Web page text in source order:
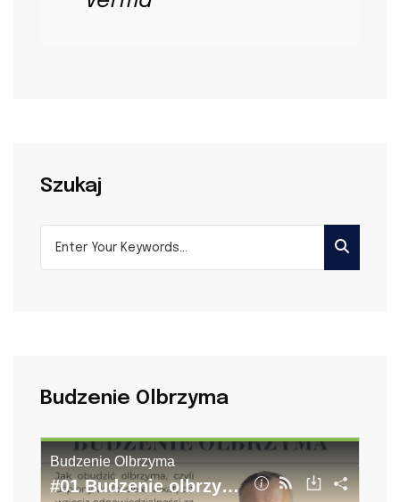
Szukaj
Budzenie Olbrzyma